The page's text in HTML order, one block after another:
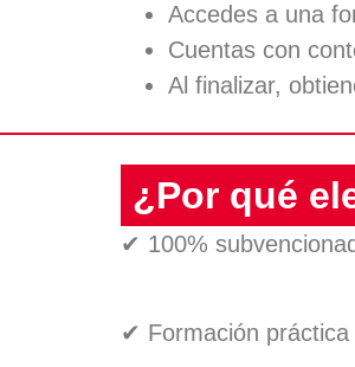
Accedes a una
Cuentas con
Al finalizar,
¿Por qué
✔ 100%
✔ Formación práctica